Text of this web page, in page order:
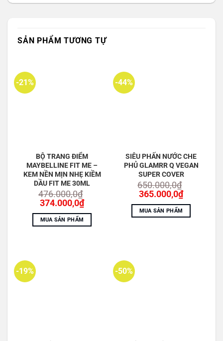
Thành Phần Chính
DIISOSTEARYL MALATE
METHYLPROPANEDIOL
TITANIUM DIOXIDE
CYCLOMETHICONE
TRIMETHYLSILOXYSILICATE
CYCLOPENTASILOXANE
CETYL PEG/PPG-10/1 DIMETHICONE
ARBUTIN
4-METHYLBENZYLIDEN DÀI PHOR
SORBITAN SESQUIOLEATE
là:
tại
SẢN PHẨM TƯƠNG TỰ
-21%
BỘ TRANG ĐIỂM
MAYBELLINE FIT ME –
KEM NỀN MỊN NHẸ KIỀM
DẦU FIT ME 30ML
476.000,0₫
Giá
gốc
là:
476.000,0₫.
374.000,0₫Giá
hiện
là:
MUA SẢN PHẨM
-44%
SIÊU PHẤN NƯỚC CHE
PHỦ GLAMRR Q VEGAN
SUPER COVER
650.000,0₫
Giá
gốc
là:
650.000,0₫.
365.000,0₫Giá
hiện
là:
MUA SẢN PHẨM
-19% -50%